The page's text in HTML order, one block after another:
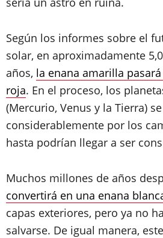
Según los informes sobre el
solar, en aproximadamente
años, la enana amarilla
roja. En el proceso, los
(Mercurio, Venus y la Tierra)
considerablemente por los
hasta podrían llegar a ser
Muchos millones de años
convertirá en una enana
capas exteriores, pero ya no
salvarse. De igual manera,